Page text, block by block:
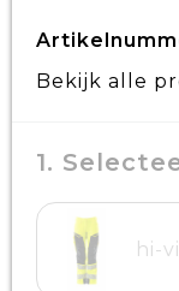
Bekijk alle
1.
hi-